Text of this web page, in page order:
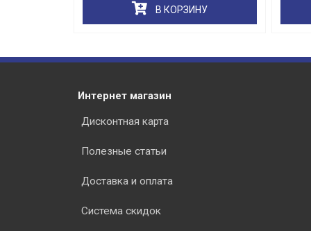
В КОРЗИНУ
Интернет магазин
Дисконтная карта
Полезные статьи
Доставка и оплата
Система скидок